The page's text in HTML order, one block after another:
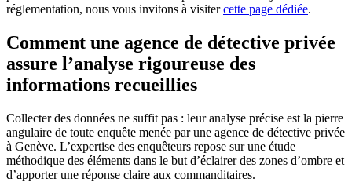
réglementation, nous vous invitons à visitercette page dédiée.
Comment une agence de détective privée
assure l’analyse rigoureuse des
informations recueillies
Collecter des données ne suffit pas : leur analyse précise est la pierre
angulaire de toute enquête menée par une agence de détective privée
à Genève. L’expertise des enquêteurs repose sur une étude
méthodique des éléments dans le but d’éclairer des zones d’ombre et
d’apporter une réponse claire aux commanditaires.